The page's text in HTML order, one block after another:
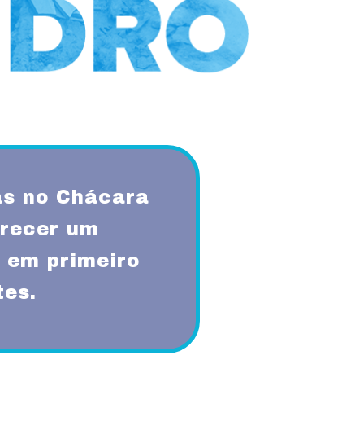
no Chácara
um
em primeiro